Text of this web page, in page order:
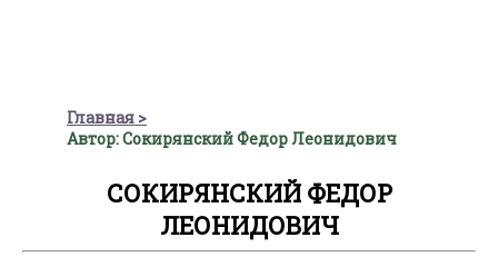
Главная
Автор: Сокирянский Федор Леонидович
СОКИРЯНСКИЙ ФЕДОР
ЛЕОНИДОВИЧ